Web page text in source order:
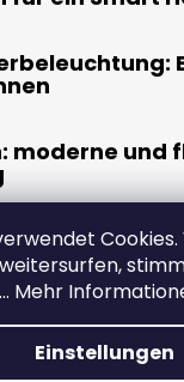
Cookies.
Mehr
Einstellungen
moderne und